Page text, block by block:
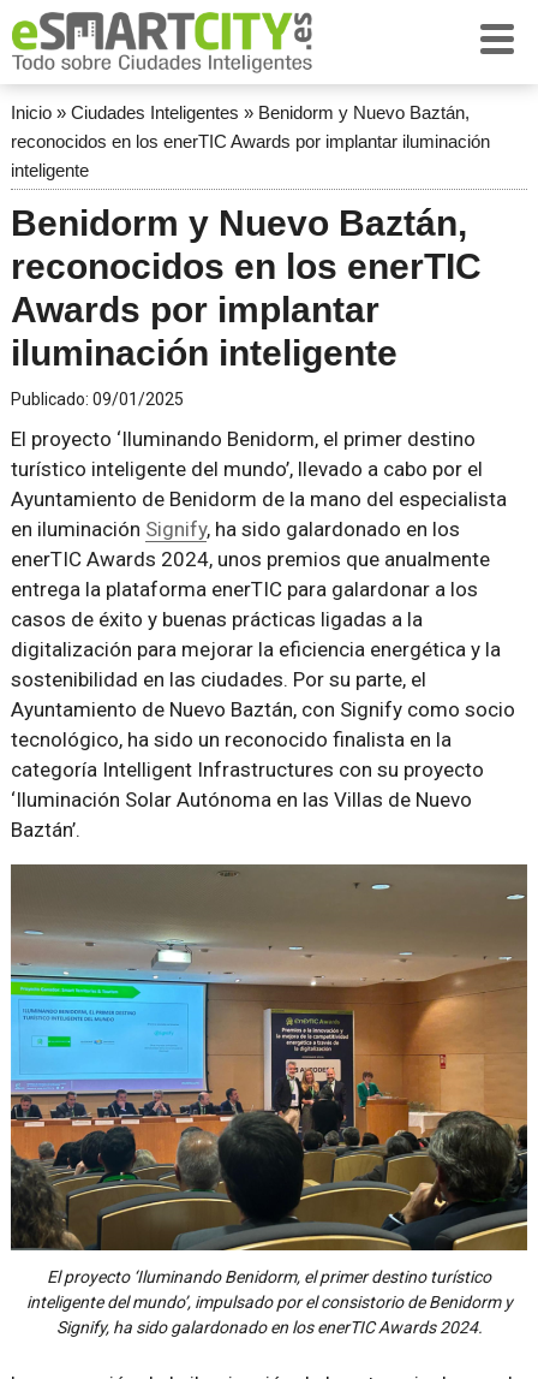
Inicio» Ciudades Inteligentes » Benidorm y Nuevo Baztán,
reconocidos en los enerTIC Awards por implantar iluminación
inteligente
Benidorm y Nuevo Baztán,
reconocidos en los enerTIC
Awards por implantar
iluminación inteligente
Publicado: 09/01/2025
El proyecto ‘Iluminando Benidorm, el primer destino
turístico inteligente del mundo’, llevado a cabo por el
Ayuntamiento de Benidorm de la mano del especialista
en iluminación Signify, ha sido galardonado en los
enerTIC Awards 2024, unos premios que anualmente
entrega la plataforma enerTIC para galardonar a los
casos de éxito y buenas prácticas ligadas a la
digitalización para mejorar la eficiencia energética y la
sostenibilidad en las ciudades. Por su parte, el
Ayuntamiento de Nuevo Baztán, con Signify como socio
tecnológico, ha sido un reconocido finalista en la
categoría Intelligent Infrastructures con su proyecto
‘Iluminación Solar Autónoma en las Villas de Nuevo
Baztán’.
El proyecto ‘Iluminando Benidorm, el primer destino turístico
inteligente del mundo’, impulsado por el consistorio de Benidorm y
Signify, ha sido galardonado en los enerTIC Awards 2024.